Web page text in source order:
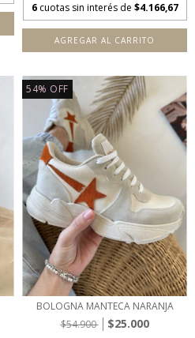
6 cuotas sin interés de $4.166,67
AGREGAR AL CARRITO
54% OFF
BOLOGNA MANTECA NARANJA
$54.900
$25.000